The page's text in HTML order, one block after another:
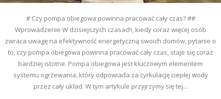
# Czy pompa obiegowa powinna pracować cały czas? ##
Wprowadzenie W dzisiejszych czasach, kiedy coraz więcej osób
zwraca uwagę na efektywność energetyczną swoich domów, pytanie o
to, czy pompa obiegowa powinna pracować cały czas, staje się coraz
bardziej istotne. Pompa obiegowa jest kluczowym elementem
systemu ogrzewania, który odpowiada za cyrkulację ciepłej wody
przez cały układ. W tym artykule przyjrzymy się tej...